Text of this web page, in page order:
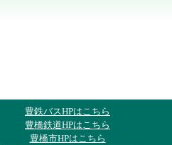
豊鉄バスHPはこちら
豊橋鉄道HPはこちら
豊橋市HPはこちら